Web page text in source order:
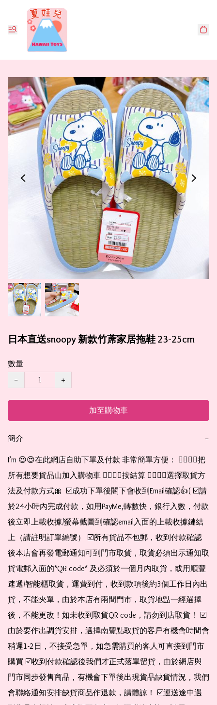
日本直送snoopy 新款竹蓆家居拖鞋 23-25cm
數量
−
+
加至購物車
簡介 −
I’m 😍😍在此網店自助下單及付款 非常簡單方便： 👉🏻👉🏻把
所有想要貨品山加入購物車 👉🏻👉🏻按結算 👉🏻👉🏻選擇取貨方
法及付款方式🎀  ☑️成功下單後閣下會收到Email確認👍( ☑️請
於24小時內完成付款，如用PayMe,轉數快，銀行入數，付款
後立即上載收據/螢幕截圖到確認email入面的上載收據鏈結
上（請註明訂單編號） ☑️所有貨品不包郵，收到付款確認
後本店會再發電郵通知可到門市取貨，取貨必須出示通知取
貨電郵入面的*QR code* 及必須於一個月內取貨，或用順豐
速遞/智能櫃取貨，運費到付，收到款項後約3個工作日內出
貨，不能夾單，由於本店有兩間門市，取貨地點一經選擇
後，不能更改！如未收到取貨QR code，請勿到店取貨！ ☑️
由於要作出調貨安排，選擇南豐點取貨的客戶有機會時間會
稍遲1-2日，不接受急單，如急需購買的客人可直接到門市
購買 ☑️收到付款確認後我們才正式落單留貨，由於網店與
門市同步發售商品，有機會下單後出現貨品缺貨情況，我們
會聯絡通知安排缺貨商品作退款，請體諒！ ☑️運送途中遇